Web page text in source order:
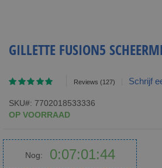
GILLETTE FUSION5
Waardering:
Reviews (127) Schrijf
SKU
7702018533336
OP VOORRAAD
Nog:
0 07 01 43